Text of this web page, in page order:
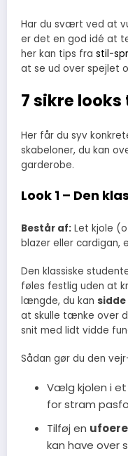
Har du svært ved at
er det en god idé at
her kan tips fra stil-
at se ud over spejlet
7 sikre
Her får du syv
skabeloner, du kan
garderobe.
Look 1 – Den
Består af: Let kjole
blazer eller cardigan,
Den klassiske
føles festlig uden at
længde, du kan
at skulle tænke over
snit med lidt vidde
Sådan gør du den
Vælg kjolen i et
for stram
Tilføj en
kan have over